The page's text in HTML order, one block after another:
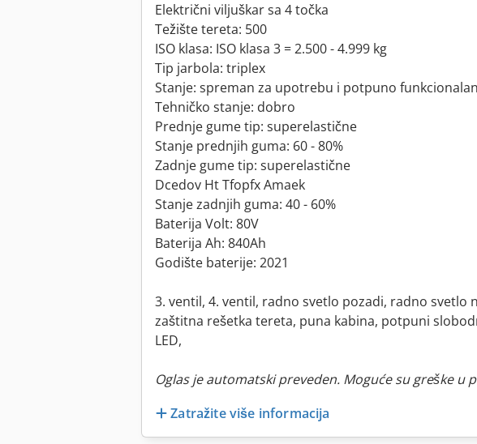
Električni viljuškar sa 4 točka
Težište tereta: 500
ISO klasa: ISO klasa 3 = 2.500 - 4.999 kg
Tip jarbola: triplex
Stanje: spreman za upotrebu i potpuno funkcionalan
Tehničko stanje: dobro
Prednje gume tip: superelastične
Stanje prednjih guma: 60 - 80%
Zadnje gume tip: superelastične
Dcedov Ht Tfopfx Amaek
Stanje zadnjih guma: 40 - 60%
Baterija Volt: 80V
Baterija Ah: 840Ah
Godište baterije: 2021
3. ventil, 4. ventil, radno svetlo pozadi, radno svetlo
zaštitna rešetka tereta, puna kabina, potpuni
LED,
Oglas je automatski preveden. Moguće su greške u
Zatražite više informacija